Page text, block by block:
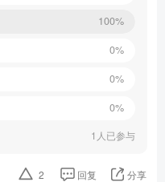
100%
0%
0%
0%
1人已参与
2 回复 分享